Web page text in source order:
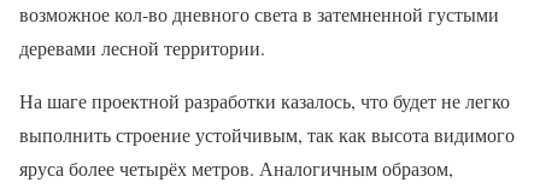
возможное кол-во дневного света в затемненной густыми
деревами лесной территории.
На шаге проектной разработки казалось, что будет не легко
выполнить строение устойчивым, так как высота видимого
яруса более четырёх метров. Аналогичным образом,